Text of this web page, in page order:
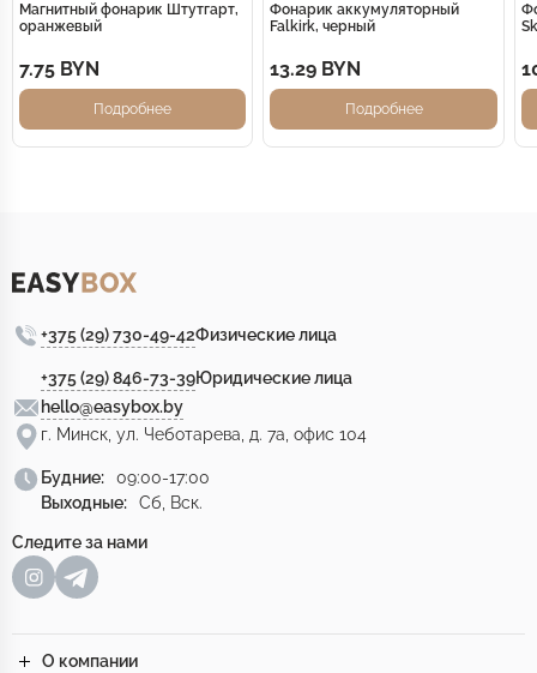
Магнитный фонарик Штутгарт,
оранжевый
7.75 BYN
Подробнее
Фонарик аккумуляторный
Falkirk, черный
13.29 BYN
Подробнее
+375 (29) 730-49-42Физические лица
+375 (29) 846-73-39Юридические лица
hello@easybox.by
г. Минск, ул. Чеботарева, д. 7а, офис 104
Будние:
09:00-17:00
Выходные:
Сб, Вск.
Следите за нами
О компании